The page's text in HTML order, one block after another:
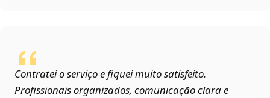
Contratei o serviço e fiquei muito satisfeito.
Profissionais organizados, comunicação clara e